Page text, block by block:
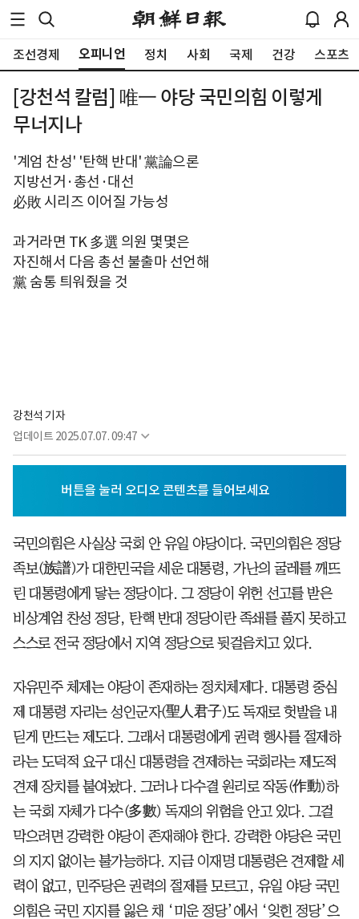
조선경제 오피니언 정치 사회 국제 건강 스포츠
[강천석 칼럼] 唯一 야당 국민의힘 이렇게
무너지나
'계엄 찬성' '탄핵 반대' 黨論으론
지방선거·총선·대선
必敗 시리즈 이어질 가능성
과거라면 TK 多選 의원 몇몇은
자진해서 다음 총선 불출마 선언해
黨 숨통 틔워줬을 것
강천석 기자
업데이트 2025.07.07. 09:47
국민의힘은 사실상 국회 안 유일 야당이다. 국민의힘은 정당
족보(族譜)가 대한민국을 세운 대통령, 가난의 굴레를 깨뜨
린 대통령에게 닿는 정당이다. 그 정당이 위헌 선고를 받은
비상계엄 찬성 정당, 탄핵 반대 정당이란 족쇄를 풀지 못하고
스스로 전국 정당에서 지역 정당으로 뒷걸음치고 있다.
자유민주 체제는 야당이 존재하는 정치체제다. 대통령 중심
제 대통령 자리는 성인군자(聖人君子)도 독재로 헛발을 내
딛게 만드는 제도다. 그래서 대통령에게 권력 행사를 절제하
라는 도덕적 요구 대신 대통령을 견제하는 국회라는 제도적
견제 장치를 붙여놨다. 그러나 다수결 원리로 작동(作動)하
는 국회 자체가 다수(多數) 독재의 위험을 안고 있다. 그걸
막으려면 강력한 야당이 존재해야 한다. 강력한 야당은 국민
의 지지 없이는 불가능하다. 지금 이재명 대통령은 견제할 세
력이 없고, 민주당은 권력의 절제를 모르고, 유일 야당 국민
의힘은 국민 지지를 잃은 채 ‘미운 정당’에서 ‘잊힌 정당’으